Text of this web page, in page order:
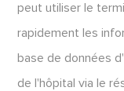
peut utiliser le
rapidement les
base de données
de l'hôpital via le